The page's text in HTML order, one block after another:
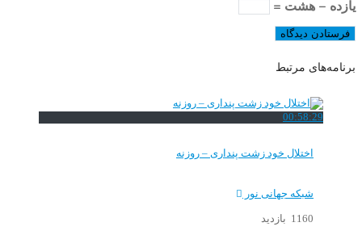
یازده − هشت =
برنامه‌های مرتبط
00:58:29
اختلال خود زشت پنداری – روزنه
شبکه جهانی نور
1160 بازدید